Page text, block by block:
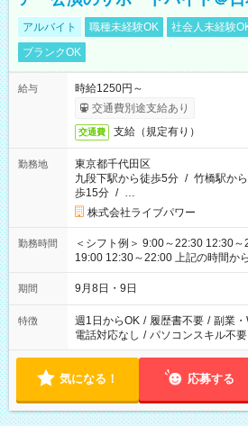
アルバイト 職種未経験OK 社会人未経験
ブランクOK
給与
時給1250円～
交通費別途支給あり
交通費 支給（規定有り）
勤務地
東京都千代田区
九段下駅から徒歩5分 / 竹橋駅か
歩15分 / …
株式会社ライブパワー
勤務時間
＜シフト例＞ 9:00～22:30 12:30
19:00 12:30～22:00 上記の時間から好きな時間を選べます！ ※
時間は変更となる可能性があります
期間 9月8日・9日
特徴 週1日からOK / 履歴書不要 / 副業
電話対応なし / パソコンスキル不要
気になる！ 応募する